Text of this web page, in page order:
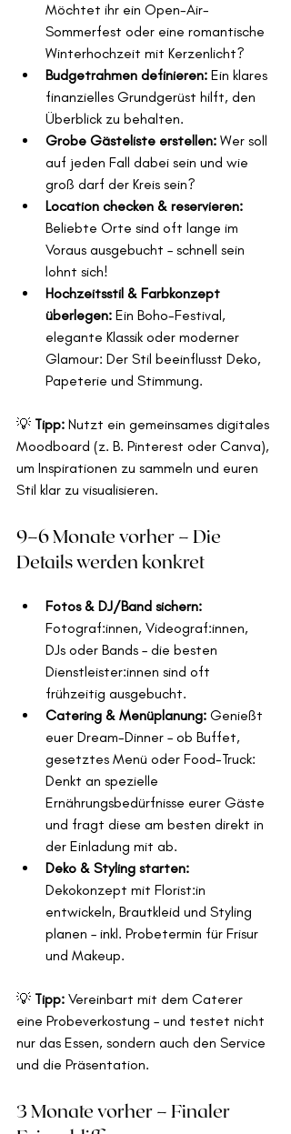
Möchtet ihr ein Open-Air-
Sommerfest oder eine romantische
Winterhochzeit mit Kerzenlicht?
Budgetrahmen definieren: Ein klares
finanzielles Grundgerüst hilft, den
Überblick zu behalten.
Grobe Gästeliste erstellen: Wer soll
auf jeden Fall dabei sein und wie
groß darf der Kreis sein?
Location checken & reservieren:
Beliebte Orte sind oft lange im
Voraus ausgebucht – schnell sein
lohnt sich!
Hochzeitsstil & Farbkonzept
überlegen: Ein Boho-Festival,
elegante Klassik oder moderner
Glamour: Der Stil beeinflusst Deko,
Papeterie und Stimmung.
💡 Tipp: Nutzt ein gemeinsames digitales
Moodboard (z. B. Pinterest oder Canva),
um Inspirationen zu sammeln und euren
Stil klar zu visualisieren.
9–6 Monate vorher – Die
Details werden konkret
Fotos & DJ/Band sichern:
Fotograf:innen, Videograf:innen,
DJs oder Bands – die besten
Dienstleister:innen sind oft
frühzeitig ausgebucht.
Catering & Menüplanung: Genießt
euer Dream-Dinner – ob Buffet,
gesetztes Menü oder Food-Truck:
Denkt an spezielle
Ernährungsbedürfnisse eurer Gäste
und fragt diese am besten direkt in
der Einladung mit ab.
Deko & Styling starten:
Dekokonzept mit Florist:in
entwickeln, Brautkleid und Styling
planen – inkl. Probetermin für Frisur
und Makeup.
💡 Tipp: Vereinbart mit dem Caterer
eine Probeverkostung – und testet nicht
nur das Essen, sondern auch den Service
und die Präsentation.
3 Monate vorher – Finaler